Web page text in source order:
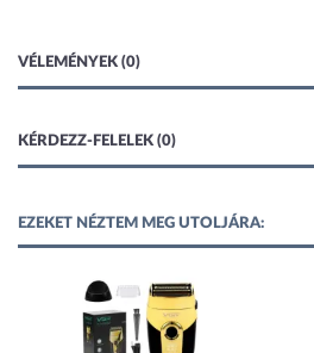
VÉLEMÉNYEK (0)
KÉRDEZZ-FELELEK (0)
EZEKET NÉZTEM MEG UTOLJÁRA: